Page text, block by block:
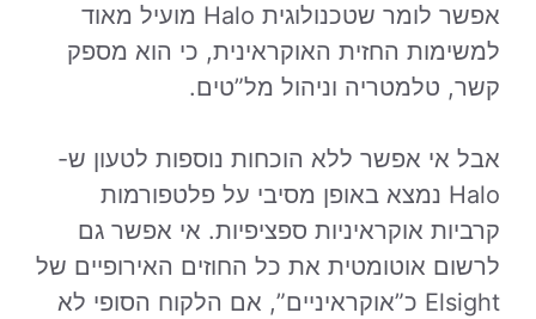
אפשר לומר שטכנולוגית Halo מועיל מאוד
למשימות החזית האוקראינית, כי הוא מספק
קשר, טלמטריה וניהול מל”טים.
אבל אי אפשר ללא הוכחות נוספות לטעון ש-
Halo נמצא באופן מסיבי על פלטפורמות
קרביות אוקראיניות ספציפיות. אי אפשר גם
לרשום אוטומטית את כל החוזים האירופיים של
Elsight כ”אוקראיניים”, אם הלקוח הסופי לא